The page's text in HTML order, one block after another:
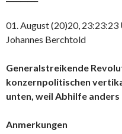
01. August (20)20, 23:23:23
Johannes Berchtold
Generalstreikende
konzernpolitischen
unten, weil Abhilfe
Anmerkungen